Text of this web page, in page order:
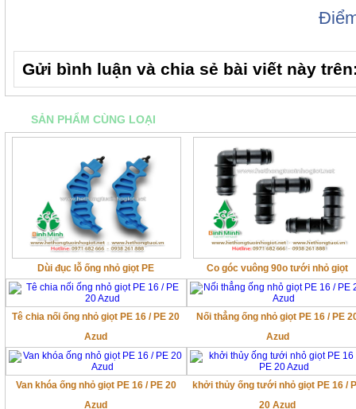
Gửi bình luận và chia sẻ bài viết này
SẢN PHẨM CÙNG LOẠI
Dùi đục lỗ ống nhỏ giọt PE Co góc vuông 90o tưới nhỏ giọt
Tê chia nối ống nhỏ giọt PE 16 / PE 20
Azud
Nối thẳng ống nhỏ giọt PE 16 / PE
Azud
Van khóa ống nhỏ giọt PE 16 / PE 20
Azud
khởi thủy ống tưới nhỏ giọt PE 16 /
20 Azud